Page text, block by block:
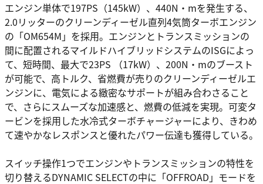
エンジン単体で197PS（145kW）、440N・mを発生する、
2.0リッターのクリーンディーゼル直列4気筒ターボエンジン
の「OM654M」を採用。エンジンとトランスミッションの
間に配置されるマイルドハイブリッドシステムのISGによっ
て、短時間、最大で23PS （17kW）、200N・mのブースト
が可能で、高トルク、省燃費が売りのクリーンディーゼルエ
ンジンに、電気による緻密なサポートが組み合わさること
で、さらにスムーズな加速感と、燃費の低減を実現。可変タ
ービンを採用した水冷式ターボチャージャーにより、きわめ
て速やかなレスポンスと優れたパワー伝達も獲得している。
スイッチ操作1つでエンジンやトランスミッションの特性を
切り替えるDYNAMIC SELECTの中に「OFFROAD」モードを